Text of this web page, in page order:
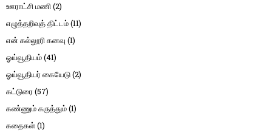
ஊராட்சி மணி(2)
எழுத்தறிவுத் திட்டம்(11)
என் கல்லூரி கனவு (1)
ஓய்வூதியம்(41)
ஓய்வூதியர் கையேடு(2)
கட்டுரை (57)
கண்ணும் கருத்தும்(1)
கதைகள்(1)